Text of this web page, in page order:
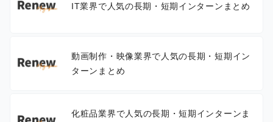
IT業界で人気の長期・短期インターンまとめ
動画制作・映像業界で人気の長期・短期イン
ターンまとめ
化粧品業界で人気の長期・短期インターンま